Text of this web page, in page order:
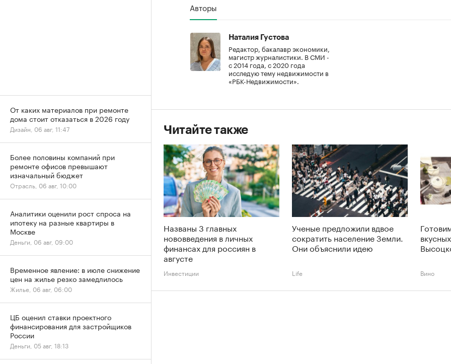
Авторы
Наталия Густова
Редактор, бакалавр экономики,
магистр журналистики. В СМИ -
с 2014 года, с 2020 года
исследую тему недвижимости в
«РБК-Недвижимости».
Читайте также
Названы 3 главных
нововведения в личных
финансах для россиян в
августе
Инвестиции
Ученые предложили вдвое
сократить население Земли.
Они объяснили идею
Life Вино
От каких материалов при ремонте
дома стоит отказаться в 2026 году
Дизайн, 06 авг, 11:47
Более половины компаний при
ремонте офисов превышают
изначальный бюджет
Отрасль, 06 авг, 10:00
Аналитики оценили рост спроса на
ипотеку на разные квартиры в
Москве
Деньги, 06 авг, 09:00
Временное явление: в июле снижение
цен на жилье резко замедлилось
Жилье, 06 авг, 06:00
ЦБ оценил ставки проектного
финансирования для застройщиков
России
Деньги, 05 авг, 18:13